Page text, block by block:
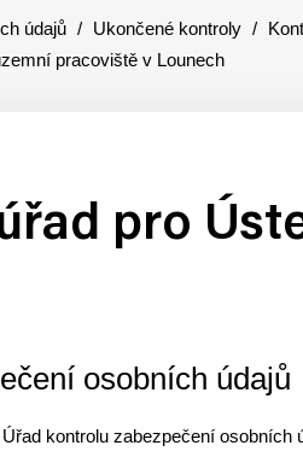
údajů Ukončené kontroly
pracoviště v Lounech
pro
osobních údajů
kontrolu zabezpečení